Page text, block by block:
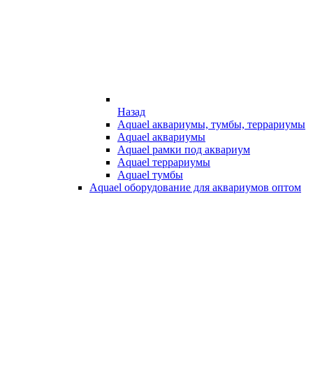
Назад
Aquael аквариумы, тумбы, террариумы
Aquael аквариумы
Aquael рамки под аквариум
Aquael террариумы
Aquael тумбы
Aquael оборудование для аквариумов оптом